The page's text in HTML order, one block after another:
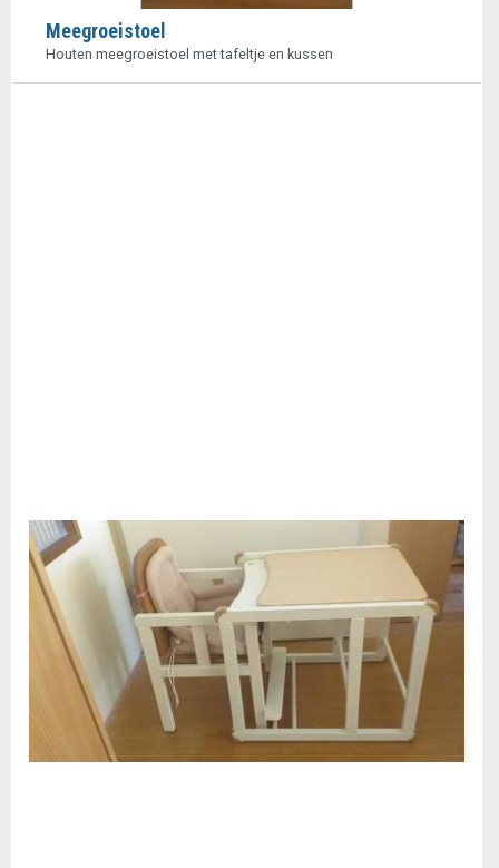
Meegroeistoel
Houten meegroeistoel met tafeltje en kussen